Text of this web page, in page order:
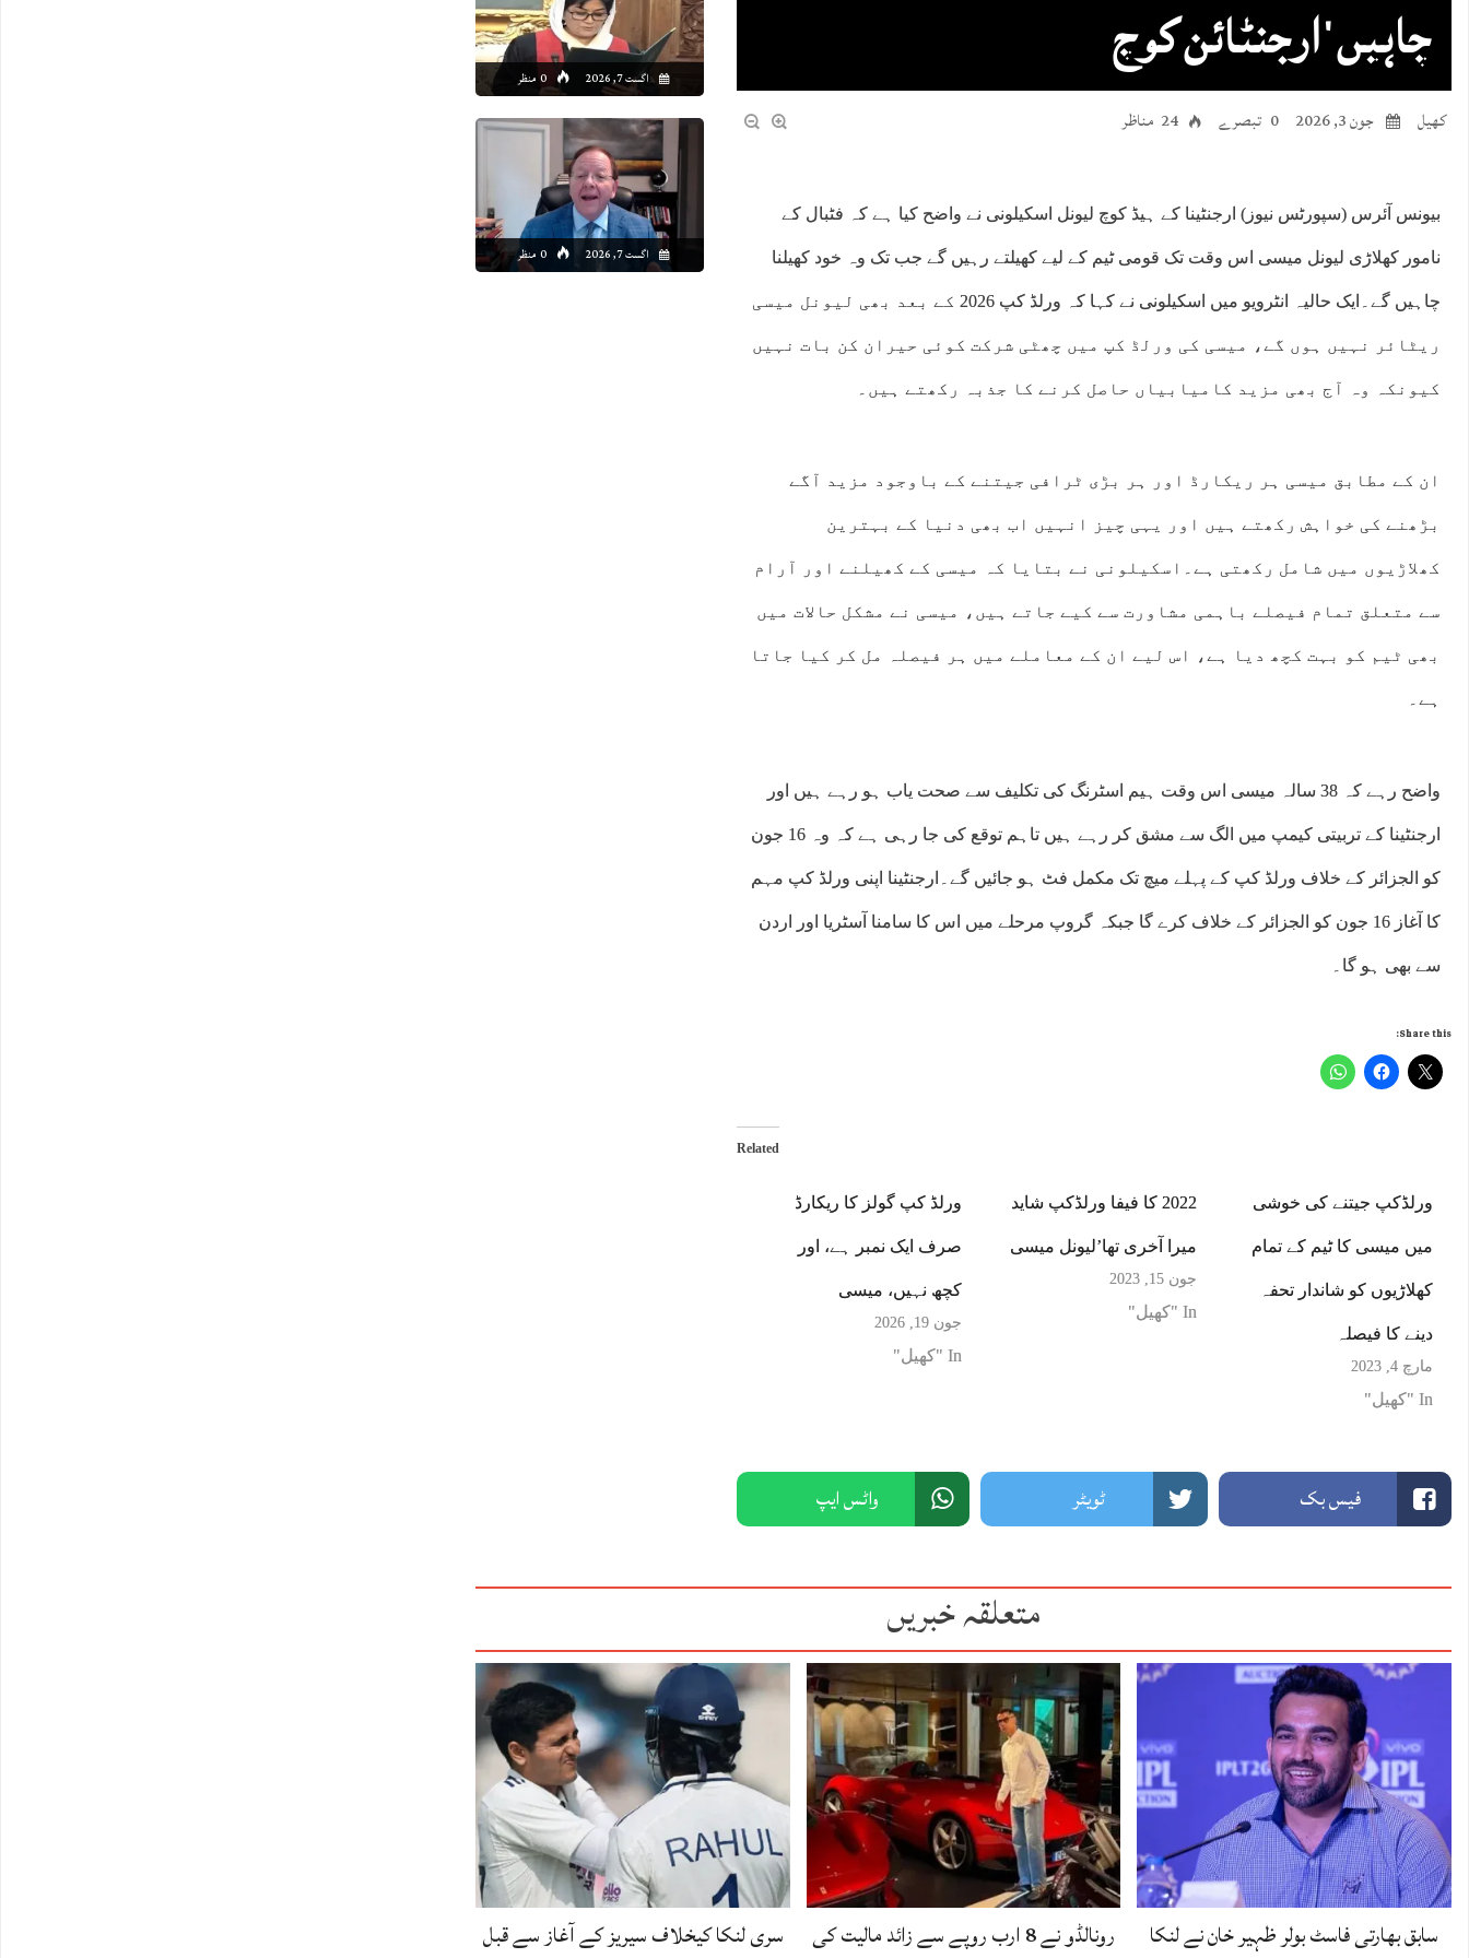
اگست 7, 2026 0 منظر
اگست 7, 2026 0 منظر
چاہیں ‘ ارجنٹائن کوچ
کھیل جون 3, 2026 0 تبصرے 24 مناظر
بیونس آئرس (سپورٹس نیوز) ارجنٹینا کے ہیڈ کوچ لیونل اسکیلونی نے واضح کیا ہے کہ فٹبال کے
نامور کھلاڑی لیونل میسی اس وقت تک قومی ٹیم کے لیے کھیلتے رہیں گے جب تک وہ خود کھیلنا
چاہیں گے۔ایک حالیہ انٹرویو میں اسکیلونی نے کہا کہ ورلڈ کپ 2026 کے بعد بھی لیونل میسی
ریٹائر نہیں ہوں گے، میسی کی ورلڈ کپ میں چھٹی شرکت کوئی حیران کن بات نہیں
کیونکہ وہ آج بھی مزید کامیابیاں حاصل کرنے کا جذبہ رکھتے ہیں۔
ان کے مطابق میسی ہر ریکارڈ اور ہر بڑی ٹرافی جیتنے کے باوجود مزید آگے
بڑھنے کی خواہش رکھتے ہیں اور یہی چیز انہیں اب بھی دنیا کے بہترین
کھلاڑیوں میں شامل رکھتی ہے۔اسکیلونی نے بتایا کہ میسی کے کھیلنے اور آرام
سے متعلق تمام فیصلے باہمی مشاورت سے کیے جاتے ہیں، میسی نے مشکل حالات میں
بھی ٹیم کو بہت کچھ دیا ہے، اس لیے ان کے معاملے میں ہر فیصلہ مل کر کیا جاتا
ہے۔
واضح رہے کہ 38 سالہ میسی اس وقت ہیم اسٹرنگ کی تکلیف سے صحت یاب ہو رہے ہیں اور
ارجنٹینا کے تربیتی کیمپ میں الگ سے مشق کر رہے ہیں تاہم توقع کی جا رہی ہے کہ وہ 16 جون
کو الجزائر کے خلاف ورلڈ کپ کے پہلے میچ تک مکمل فٹ ہو جائیں گے۔ارجنٹینا اپنی ورلڈ کپ مہم
کا آغاز 16 جون کو الجزائر کے خلاف کرے گا جبکہ گروپ مرحلے میں اس کا سامنا آسٹریا اور اردن
سے بھی ہو گا۔
Share this:
Related
ورلڈ کپ گولز کا ریکارڈ
صرف ایک نمبر ہے، اور
کچھ نہیں، میسی
جون 19, 2026
In "کھیل"
2022 کا فیفا ورلڈکپ شاید
میرا آخری تھا’لیونل میسی
جون 15, 2023
In "کھیل"
ورلڈکپ جیتنے کی خوشی
میں میسی کا ٹیم کے تمام
کھلاڑیوں کو شاندار تحفہ
دینے کا فیصلہ
مارچ 4, 2023
In "کھیل"
فیس بک ٹویٹر واٹس ایپ
متعلقہ خبریں
سابق بھارتی فاسٹ بولر ظہیر خان نے لنکا
رونالڈو نے 8 ارب روپے سے زائد مالیت کی
سری لنکا کیخلاف سیریز کے آغاز سے قبل